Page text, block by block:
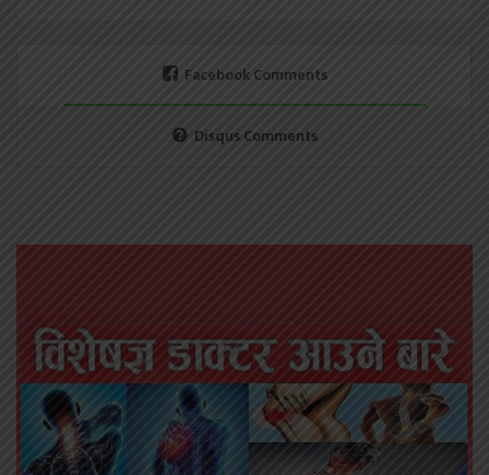
Facebook Comments
Disqus Comments